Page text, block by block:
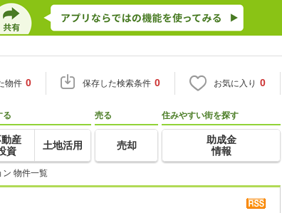
物件 0 保存した検索条件 0 お気に入り 0
る
産
資
土地活用
売る
売却
住みやすい街を探す
助成金
情報
ン 物件一覧